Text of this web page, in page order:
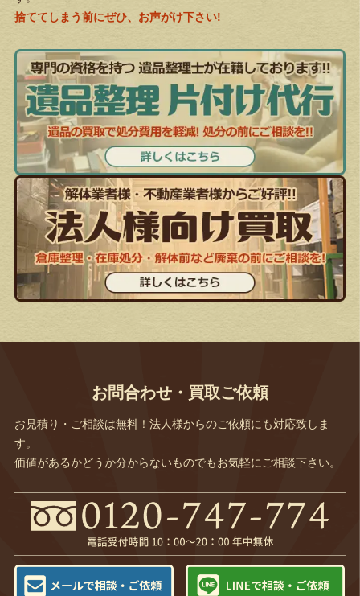
捨ててしまう前にぜひ、お声がけ下さい!
お問合わせ・買取ご依頼
お見積り・ご相談は無料！法人様からのご依頼にも対応致しま
す。
価値があるかどうか分からないものでもお気軽にご相談下さい。